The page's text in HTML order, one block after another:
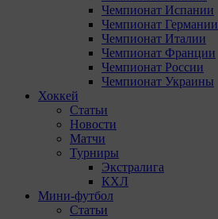
Чемпионат Испании
Чемпионат Германии
Чемпионат Италии
Чемпионат Франции
Чемпионат России
Чемпионат Украины
Хоккей
Статьи
Новости
Матчи
Турниры
Экстралига
КХЛ
Мини-футбол
Статьи